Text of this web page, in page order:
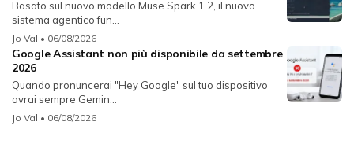
Basato sul nuovo modello Muse Spark 1.2, il nuovo
sistema agentico fun...
Jo Val • 06/08/2026
Google Assistant non più disponibile da settembre
2026
Quando pronuncerai "Hey Google" sul tuo dispositivo
avrai sempre Gemin...
Jo Val • 06/08/2026